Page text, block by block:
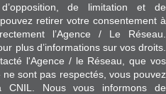
de limitation et de
retirer votre consentement à
l’Agence / Le Réseau.
plus d’informations sur vos droits.
l'Agence / le Réseau, que vos
sont pas respectés, vous pouvez
CNIL. Nous vous informons de